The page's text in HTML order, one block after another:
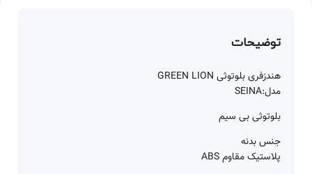
توضیحات
هندزفری بلوتوثی GREEN LION
مدل:SEINA
بلوتوثی بی سیم
جنس بدنه
پلاستیک مقاوم ABS